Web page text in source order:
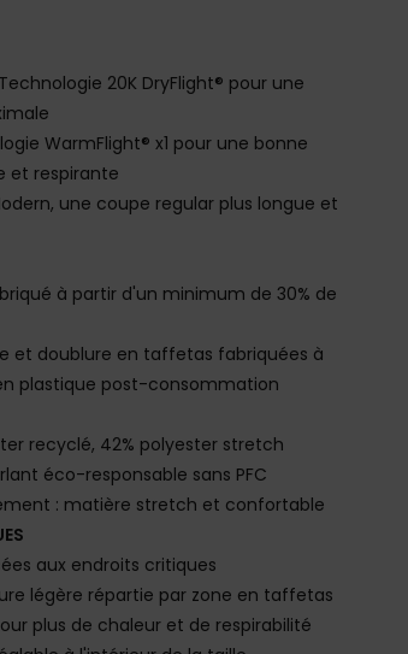
20K DryFlight® pour une
WarmFlight® x1 pour une bonne
et respirante
une coupe regular plus longue et
à partir d'un minimum de 30% de
et doublure en taffetas fabriquées à
plastique post-consommation
recyclé, 42% polyester stretch
éco-responsable sans PFC
: matière stretch et confortable
aux endroits critiques
légère répartie par zone en taffetas
plus de chaleur et de respirabilité